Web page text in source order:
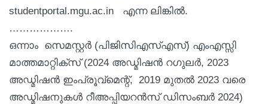
studentportal.mgu.ac.in എന്ന ലിങ്കില്‍.
……………….
ഒന്നാം സെമസ്റ്റര്‍ (പിജിസിഎസ്എസ്) എംഎസ്സി
മാത്തമാറ്റിക്‌സ് (2024 അഡ്മിഷന്‍ റഗുലര്‍, 2023
അഡ്മിഷന്‍ ഇംപ്രൂവ്‌മെന്റ്, 2019 മുതല്‍ 2023 വരെ
അഡ്മിഷനുകള്‍ റീഅപ്പിയറന്‍സ് ഡിസംബര്‍ 2024)